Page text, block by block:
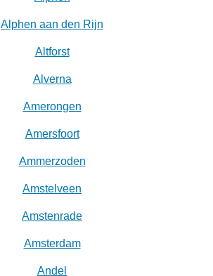
Alphen aan den Rijn
Altforst
Alverna
Amerongen
Amersfoort
Ammerzoden
Amstelveen
Amstenrade
Amsterdam
Andel